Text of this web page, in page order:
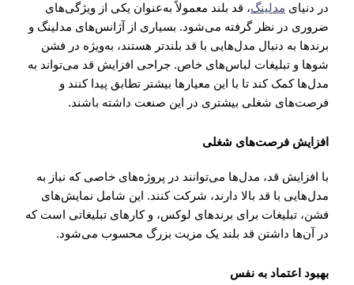
در دنیایمدلینگ، قد بلند معمولاً به‌عنوان یکی از ویژگی‌های
ضروری در نظر گرفته می‌شود. بسیاری از آژانس‌های مدلینگ و
برندها به دنبال مدل‌هایی با قد بلندتر هستند، به‌ویژه در فشن
شوها و تبلیغات لباس‌های خاص. جراحی افزایش قد می‌تواند به
مدل‌ها کمک کند تا با این معیارها بیشتر تطابق پیدا کنند و
فرصت‌های شغلی بیشتری در این صنعت داشته باشند.
افزایش فرصت‌های شغلی
با افزایش قد، مدل‌ها می‌توانند در پروژه‌های خاصی که نیاز به
مدل‌هایی با قد بالا دارند، شرکت کنند. این شامل نمایش‌های
فشن، تبلیغات برای برندهای لوکس، و کارهای تبلیغاتی است که
در آن‌ها داشتن قد بلند یک مزیت بزرگ محسوب می‌شود.
بهبود اعتماد به نفس